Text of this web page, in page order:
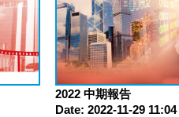
2022 中期報告
Date: 2022-11-29 11:04